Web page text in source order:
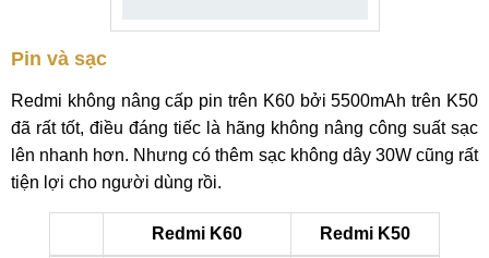
Pin và sạc
Redmi không nâng cấp pin trên K60 bởi 5500mAh trên K50
đã rất tốt, điều đáng tiếc là hãng không nâng công suất sạc
lên nhanh hơn. Nhưng có thêm sạc không dây 30W cũng rất
tiện lợi cho người dùng rồi.
Redmi K60 Redmi K50